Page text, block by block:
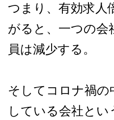
つまり、有効求人
がると、一つの会
員は減少する。
そしてコロナ禍の
している会社と